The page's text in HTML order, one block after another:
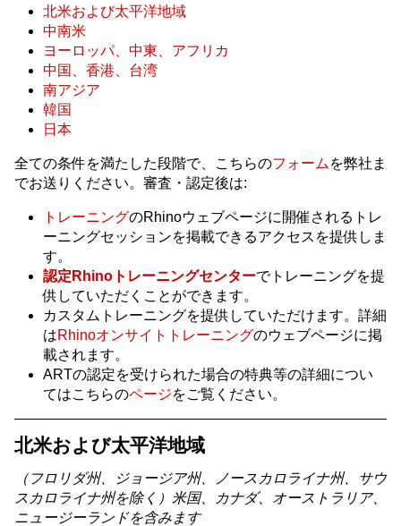
北米および太平洋地域
中南米
ヨーロッパ、中東、アフリカ
中国、香港、台湾
南アジア
韓国
日本
全ての条件を満たした段階で、こちらのフォーム を弊社ま
でお送りください。審査・認定後は:
トレーニングのRhinoウェブページに開催されるトレ
ーニングセッションを掲載できるアクセスを提供しま
す。
認定Rhinoトレーニングセンターでトレーニングを提
供していただくことができます。
カスタムトレーニングを提供していただけます。詳細
はRhinoオンサイトトレーニングのウェブページに掲
載されます。
ARTの認定を受けられた場合の特典等の詳細につい
てはこちらのページをご覧ください。
北米および太平洋地域
（フロリダ州、ジョージア州、ノースカロライナ州、サウ
スカロライナ州を除く）米国、カナダ、オーストラリア、
ニュージーランドを含みます